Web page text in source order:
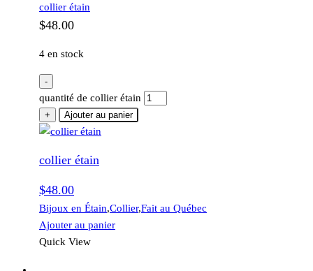
collier étain
$48.00
4 en stock
-
quantité de collier étain
+ Ajouter au panier
collier étain
$48.00
Bijoux en Étain,Collier,Fait au Québec
Ajouter au panier
Quick View